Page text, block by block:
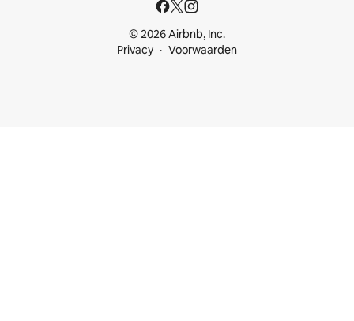
© 2026 Airbnb, Inc.
Privacy
Voorwaarden